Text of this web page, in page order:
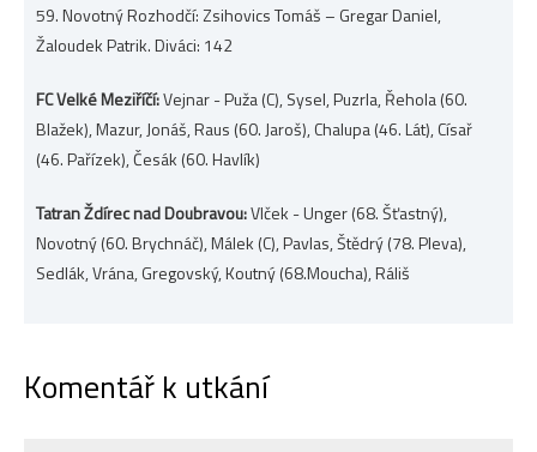
59. Novotný Rozhodčí: Zsihovics Tomáš – Gregar Daniel,
Žaloudek Patrik. Diváci: 142
FC Velké Meziříčí:Vejnar - Puža (C), Sysel, Puzrla, Řehola (60.
Blažek), Mazur, Jonáš, Raus (60. Jaroš), Chalupa (46. Lát), Císař
(46. Pařízek), Česák (60. Havlík)
Tatran Ždírec nad Doubravou:Vlček - Unger (68. Šťastný),
Novotný (60. Brychnáč), Málek (C), Pavlas, Štědrý (78. Pleva),
Sedlák, Vrána, Gregovský, Koutný (68.Moucha), Ráliš
Komentář k utkání